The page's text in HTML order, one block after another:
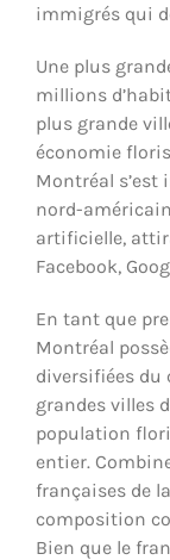
immigrés qui
Une plus
millions
plus grande
économie
Montréal
nord-
artificielle,
Facebook,
En tant que
Montréal
diversifiées du
grandes villes
population
entier.
françaises de
composition
Bien que le